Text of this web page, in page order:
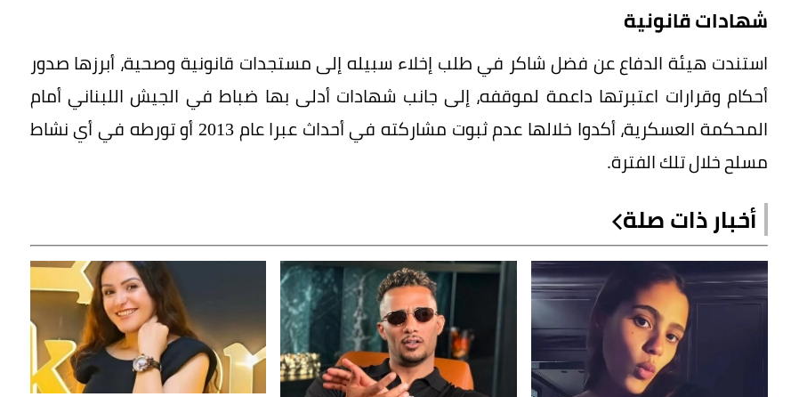
شهادات قانونية
استندت هيئة الدفاع عن فضل شاكر في طلب إخلاء سبيله إلى مستجدات قانونية وصحية، أبرزها صدور
أحكام وقرارات اعتبرتها داعمة لموقفه، إلى جانب شهادات أدلى بها ضباط في الجيش اللبناني أمام
المحكمة العسكرية، أكدوا خلالها عدم ثبوت مشاركته في أحداث عبرا عام 2013 أو تورطه في أي نشاط
مسلح خلال تلك الفترة.
أخبار ذات صلة